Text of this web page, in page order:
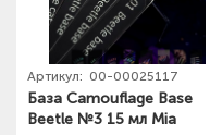
Артикул: 00-00025117
База Camouflage Base
Beetle №3 15 мл Mia